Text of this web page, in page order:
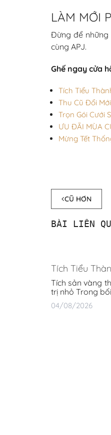
LÀM MỚI
Đừng để
cùng APJ.
Ghế ngay cửa
Tích Tiểu
Thu Cũ Đổi
Trọn Gói Cưới
ƯU ĐÃI MÙA
Mừng Tết
CŨ HƠN
BÀI LIÊN
Tích Tiểu
Tích sản vàng
trị nhỏ Trong
04/08/2026